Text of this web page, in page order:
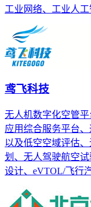
工业网络、工业人
鸢飞科技
无人机数字化空管
应用综合服务平台
以及低空空域评估
划、无人驾驶航空
设计、eVTOL/飞行